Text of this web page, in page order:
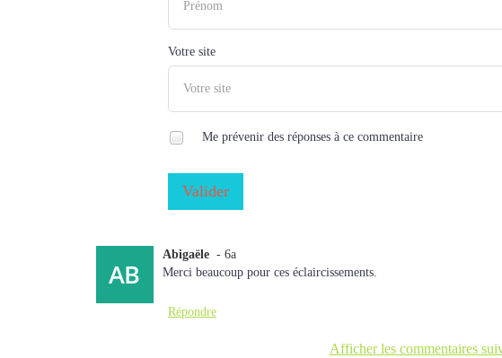
Votre site
Me prévenir des réponses à ce commentaire
Valider
Abigaële - 6a
Merci beaucoup pour ces éclaircissements.
Répondre
Afficher les commentaires